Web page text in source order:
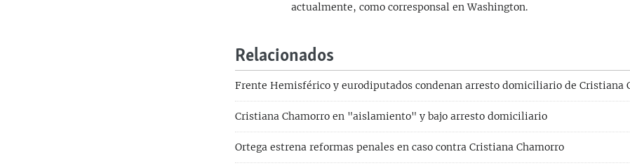
actualmente, como corresponsal en Washington.
Relacionados
Frente Hemisférico y eurodiputados condenan arresto domiciliario de Cristiana
Cristiana Chamorro en "aislamiento" y bajo arresto domiciliario
Ortega estrena reformas penales en caso contra Cristiana Chamorro